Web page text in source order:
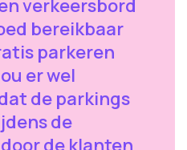
verkeersbord
bereikbaar
parkeren
er wel
de parkings
de
de klanten